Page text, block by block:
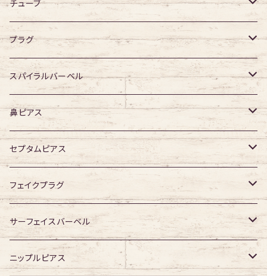
デザイン有り
アクリル
シングルフレア
ダブルフレア
チューブ
デザイン無し
デザイン有り
プラグ
デザイン無し
デザイン有り
スパイラルバーベル
316Lサージカルステンレス
ジュエル無し
ジュエル有り
サージカルチタン
ジュエル無し
ジュエル有り
鼻ピアス
ジュエル無し
ジュエル有り
セプタムピアス
ジュエル無し
ジュエル有り
フェイクプラグ
ジュエル無し
ジュエル有り
サーフェイスバーベル
ジュエル無し
ニップルピアス